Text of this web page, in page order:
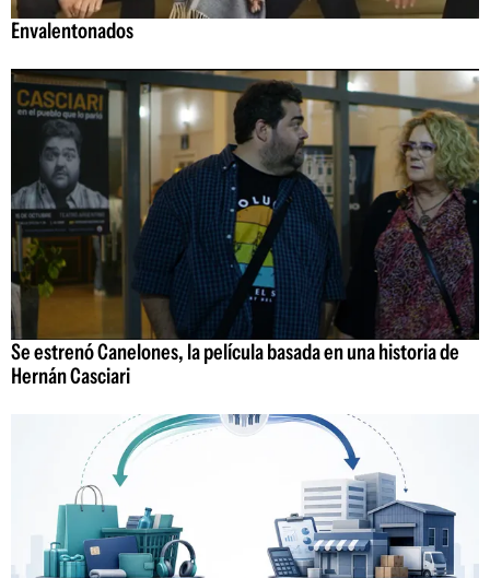
Envalentonados
Se estrenó Canelones, la película basada en una historia de
Hernán Casciari